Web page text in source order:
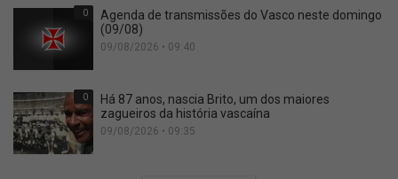
0
Agenda de transmissões do Vasco neste domingo
(09/08)
09/08/2026 • 09:40
0
Há 87 anos, nascia Brito, um dos maiores
zagueiros da história vascaína
09/08/2026 • 09:35